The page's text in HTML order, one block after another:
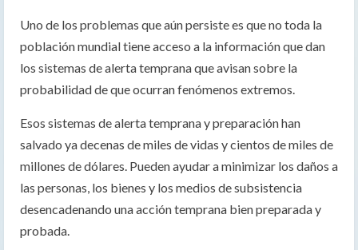
Uno de los problemas que aún persiste es que no toda la
población mundial tiene acceso a la información que dan
los sistemas de alerta temprana que avisan sobre la
probabilidad de que ocurran fenómenos extremos.
Esos sistemas de alerta temprana y preparación han
salvado ya decenas de miles de vidas y cientos de miles de
millones de dólares. Pueden ayudar a minimizar los daños a
las personas, los bienes y los medios de subsistencia
desencadenando una acción temprana bien preparada y
probada.